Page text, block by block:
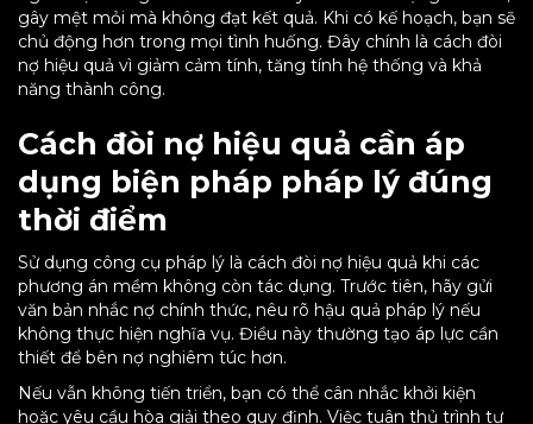
gây mệt mỏi mà không đạt kết quả. Khi có kế hoạch, bạn sẽ
chủ động hơn trong mọi tình huống. Đây chính là cách đòi
nợ hiệu quả vì giảm cảm tính, tăng tính hệ thống và khả
năng thành công.
Cách đòi nợ hiệu quả cần áp
dụng biện pháp pháp lý đúng
thời điểm
Sử dụng công cụ pháp lý là cách đòi nợ hiệu quả khi các
phương án mềm không còn tác dụng. Trước tiên, hãy gửi
văn bản nhắc nợ chính thức, nêu rõ hậu quả pháp lý nếu
không thực hiện nghĩa vụ. Điều này thường tạo áp lực cần
thiết để bên nợ nghiêm túc hơn.
Nếu vẫn không tiến triển, bạn có thể cân nhắc khởi kiện
hoặc yêu cầu hòa giải theo quy định. Việc tuân thủ trình tự